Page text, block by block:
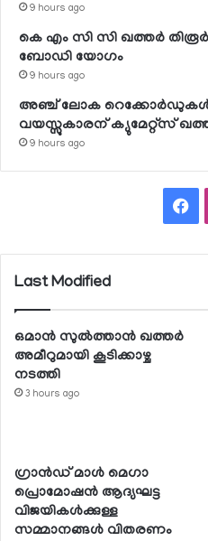
9 hours ago
കെ എം സി സി ഖത്തര്‍ തിരൂര്‍
ബോഡി യോഗം
9 hours ago
അഞ്ച് ലോക റെക്കോര്‍ഡുകള്‍
വയസ്സുകാരന് ക്യുമേറ്റ്‌സ്
9 hours ago
Last Modified
ഒമാന്‍ സുല്‍ത്താന്‍ ഖത്തര്‍
അമീറുമായി കൂടിക്കാഴ്ച
നടത്തി
3 hours ago
ഗ്രാന്‍ഡ് മാള്‍ മെഗാ
പ്രൊമോഷന്‍ ആദ്യഘട്ട
വിജയികള്‍ക്കുള്ള
സമ്മാനങ്ങള്‍ വിതരണം